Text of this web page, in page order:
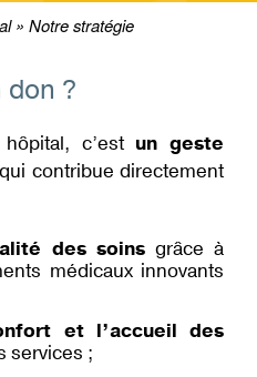
Notre stratégie
don ?
c’est un geste
qui contribue directement
des soinsgrâce à
médicaux innovants
et l’accueil des
services ;